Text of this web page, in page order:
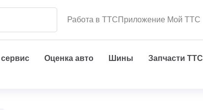
Работа в ТТСПриложение Мой ТТС
Оценка авто Шины Запчасти ТТС